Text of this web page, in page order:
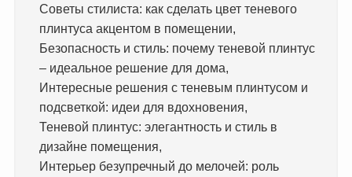
Советы стилиста: как сделать цвет теневого
плинтуса акцентом в помещении,
Безопасность и стиль: почему теневой плинтус
– идеальное решение для дома,
Интересные решения с теневым плинтусом и
подсветкой: идеи для вдохновения,
Теневой плинтус: элегантность и стиль в
дизайне помещения,
Интерьер безупречный до мелочей: роль